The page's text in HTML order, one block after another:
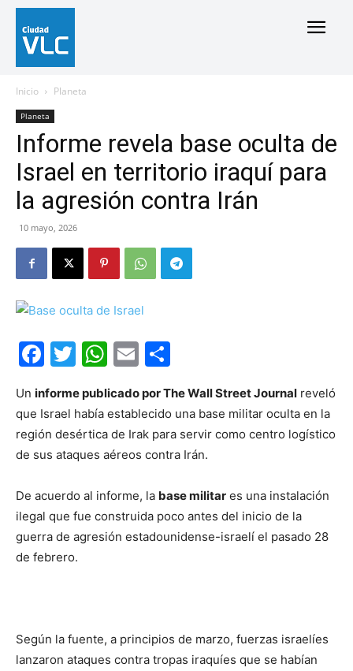
Inicio Planeta
Planeta
Informe revela base oculta de
Israel en territorio iraquí para
la agresión contra Irán
10 mayo, 2026
Facebook
Twitter
WhatsApp
Email
Un informe publicado por The Wall Street Journal reveló
que Israel había establecido una base militar oculta en la
región desértica de Irak para servir como centro logístico
de sus ataques aéreos contra Irán.
De acuerdo al informe, la base militar es una instalación
ilegal que fue construida poco antes del inicio de la
guerra de agresión estadounidense-israelí el pasado 28
de febrero.
Según la fuente, a principios de marzo, fuerzas israelíes
lanzaron ataques contra tropas iraquíes que se habían